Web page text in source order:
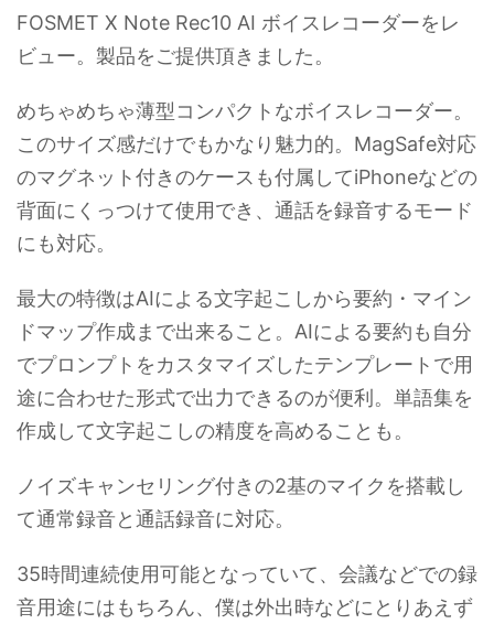
FOSMET X Note Rec10 AI ボイスレコーダーをレ
ビュー。製品をご提供頂きました。
めちゃめちゃ薄型コンパクトなボイスレコーダー。
このサイズ感だけでもかなり魅力的。MagSafe対応
のマグネット付きのケースも付属してiPhoneなどの
背面にくっつけて使用でき、通話を録音するモード
にも対応。
最大の特徴はAIによる文字起こしから要約・マイン
ドマップ作成まで出来ること。AIによる要約も自分
でプロンプトをカスタマイズしたテンプレートで用
途に合わせた形式で出力できるのが便利。単語集を
作成して文字起こしの精度を高めることも。
ノイズキャンセリング付きの2基のマイクを搭載し
て通常録音と通話録音に対応。
35時間連続使用可能となっていて、会議などでの録
音用途にはもちろん、僕は外出時などにとりあえず